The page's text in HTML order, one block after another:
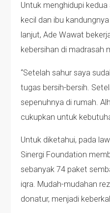
Untuk menghidupi
kecil dan ibu
lanjut, Ade Wawat
kebersihan di madrasah
“Setelah sahur saya
tugas bersih-bersih.
sepenuhnya di rumah.
cukupkan untuk
Untuk diketahui, pada
Sinergi Foundation
sebanyak 74 paket
iqra. Mudah-mudahan
donatur, menjadi